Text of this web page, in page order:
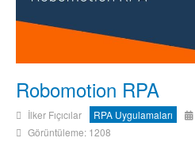
Robomotion RPA
İlker Fıçıcılar RPA Uygulamaları
Görüntüleme: 1208